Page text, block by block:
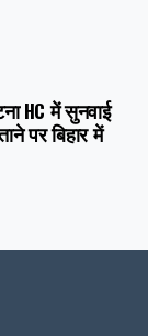
HC में सुनवाई
पर बिहार में